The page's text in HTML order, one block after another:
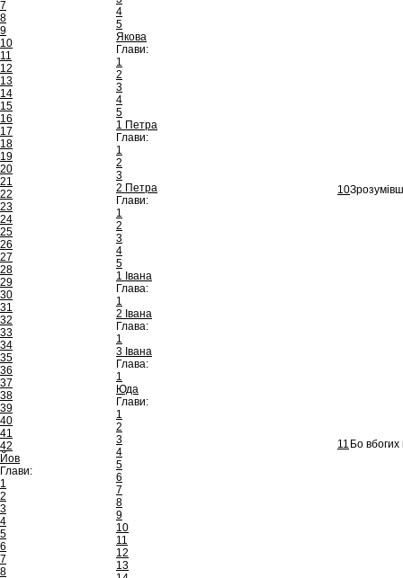
7
8
9
10
11
12
13
14
15
16
17
18
19
20
21
22
23
24
25
26
27
28
29
30
31
32
33
34
35
36
37
38
39
40
41
42
Йов
Глави:
1
2
3
4
5
6
7
8
4
5
Якова
Глави:
1
2
3
4
5
1 Петра
Глави:
1
2
3
2 Петра
Глави:
1
2
3
4
5
1 Івана
Глава:
1
2 Івана
Глава:
1
3 Івана
Глава:
1
Юда
Глави:
1
2
3
4
5
6
7
8
9
10
11
12
13
10
11 Бо